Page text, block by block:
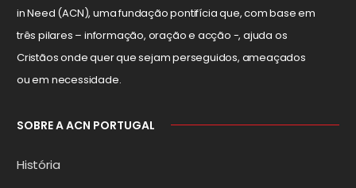
in Need (ACN), uma fundação pontifícia que, com base em
três pilares – informação, oração e acção -, ajuda os
Cristãos onde quer que sejam perseguidos, ameaçados
ou em necessidade.
SOBRE A ACN PORTUGAL
História